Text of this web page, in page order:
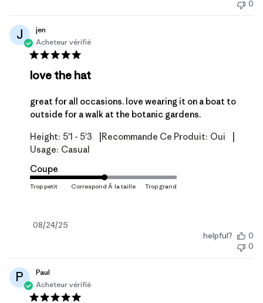
0
J
jen
Acheteur vérifié
love the hat
great for all occasions. love wearing it on a boat to
outside for a walk at the botanic gardens.
Height: 5'1 - 5'3 Recommande Ce Produit: Oui
Usage: Casual
Coupe
Date
08/24/25
helpful?
0
0
P
Paul
Acheteur vérifié